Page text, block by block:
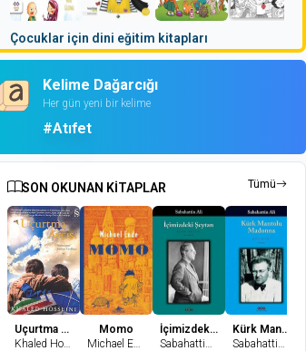
Çocuklar için dini eğitim kitapları
Kelime Dağarcığı
Her gün yeni bir kelime
#Atıfet
SON OKUNAN KİTAPLAR Tümü
Uçurtma Avcısı
Khaled Hosseini
Momo
Michael Ende
İçimizdeki Şeytan
Sabahattin Ali
Kürk Mantolu Madonna
Sabahattin Ali